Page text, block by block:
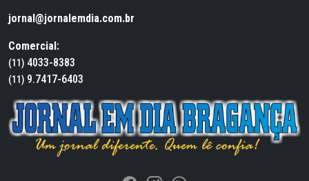
jornal@jornalemdia.com.br
Comercial:
(11) 4033-8383
(11) 9.7417-6403